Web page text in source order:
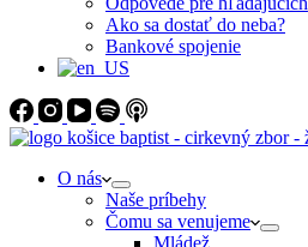
Ako sa dostať do neba?
Bankové spojenie
O nás
Naše príbehy
Čomu sa venujeme
Mládež